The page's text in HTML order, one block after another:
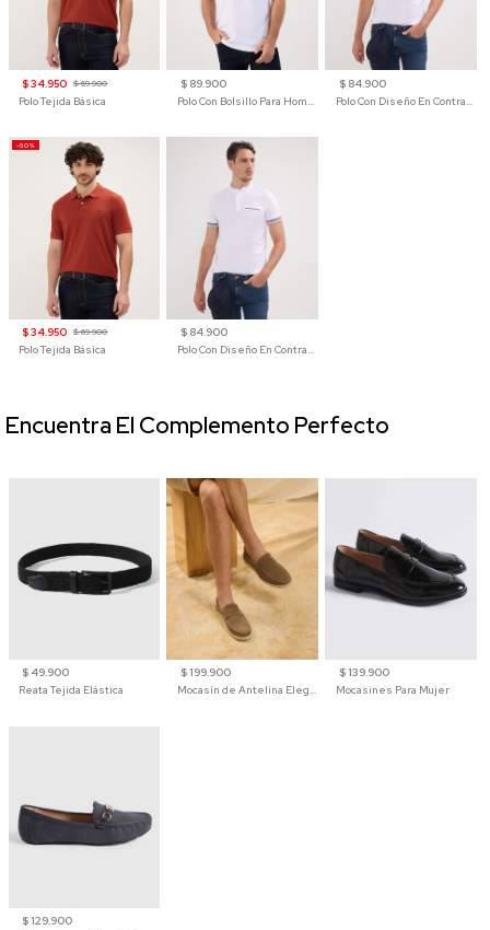
$ 34.950 $ 69.900
Polo Tejida Básica
$ 89.900
$ 84.900
-50%
$ 34.950 $ 69.900
Polo Tejida Básica
$ 84.900
$ 49.900
Reata Tejida Elástica
$ 199.900
Mocasín de Antelina Elegante con Suela de Contraste Para Hombre
$ 139.900
Mocasines Para Mujer
$ 129.900
Encuentra El Complemento Perfecto